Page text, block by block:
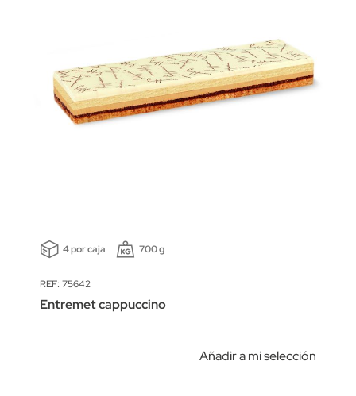
4 por caja 700 g
REF: 75642
Entremet cappuccino
Añadir a mi selección